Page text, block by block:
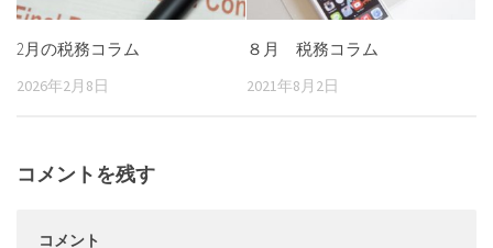
2月の税務コラム
2026年2月8日
８月 税務コラム
2021年8月2日
コメントを残す
コメント